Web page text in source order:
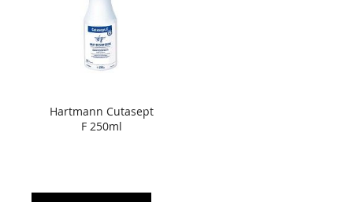
Hartmann Cutasept
F 250ml